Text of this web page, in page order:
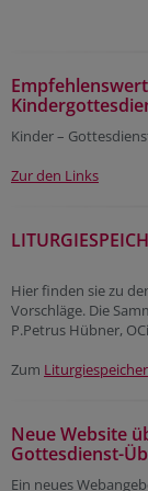
Kinder –
Zur den Links
Hier finden sie zu
Vorschläge. Die
P.Petrus Hübner,
Zum Liturgiespeicher
Neue Website
Gottesdienst-
Ein neues